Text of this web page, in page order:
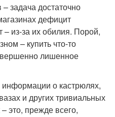
задача достаточно
дефицит
– из-за их обилия. Порой,
– купить что-то
лишенное
информации о кастрюлях,
и других тривиальных
это, прежде всего,